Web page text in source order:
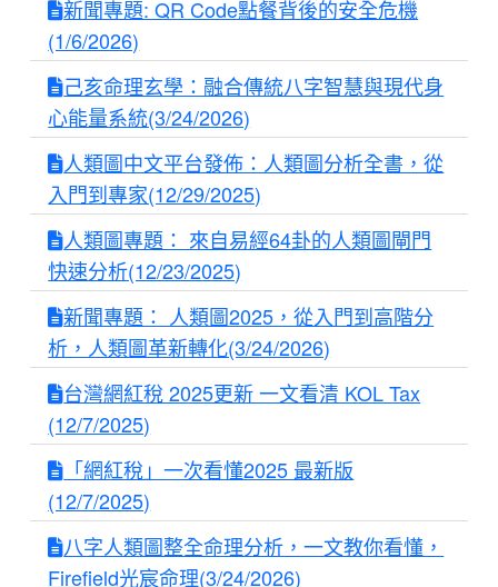
新聞專題: QR Code點餐背後的安全危機
(1/6/2026)
己亥命理玄學：融合傳統八字智慧與現代身
心能量系統(3/24/2026)
人類圖中文平台發佈：人類圖分析全書，從
入門到專家(12/29/2025)
人類圖專題： 來自易經64卦的人類圖閘門
快速分析(12/23/2025)
新聞專題： 人類圖2025，從入門到高階分
析，人類圖革新轉化(3/24/2026)
台灣網紅稅 2025更新 一文看清 KOL Tax
(12/7/2025)
「網紅稅」一次看懂2025 最新版
(12/7/2025)
八字人類圖整全命理分析，一文教你看懂，
Firefield光宸命理(3/24/2026)